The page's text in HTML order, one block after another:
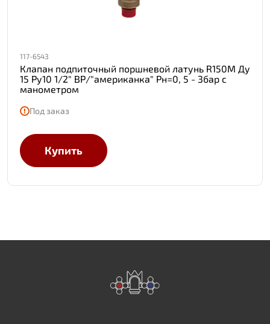
117-6543
Клапан подпиточный поршневой латунь R150M Ду
15 Ру10 1/2" ВР/"американка" Рн=0, 5 - 3бар с
манометром
Под заказ
Купить